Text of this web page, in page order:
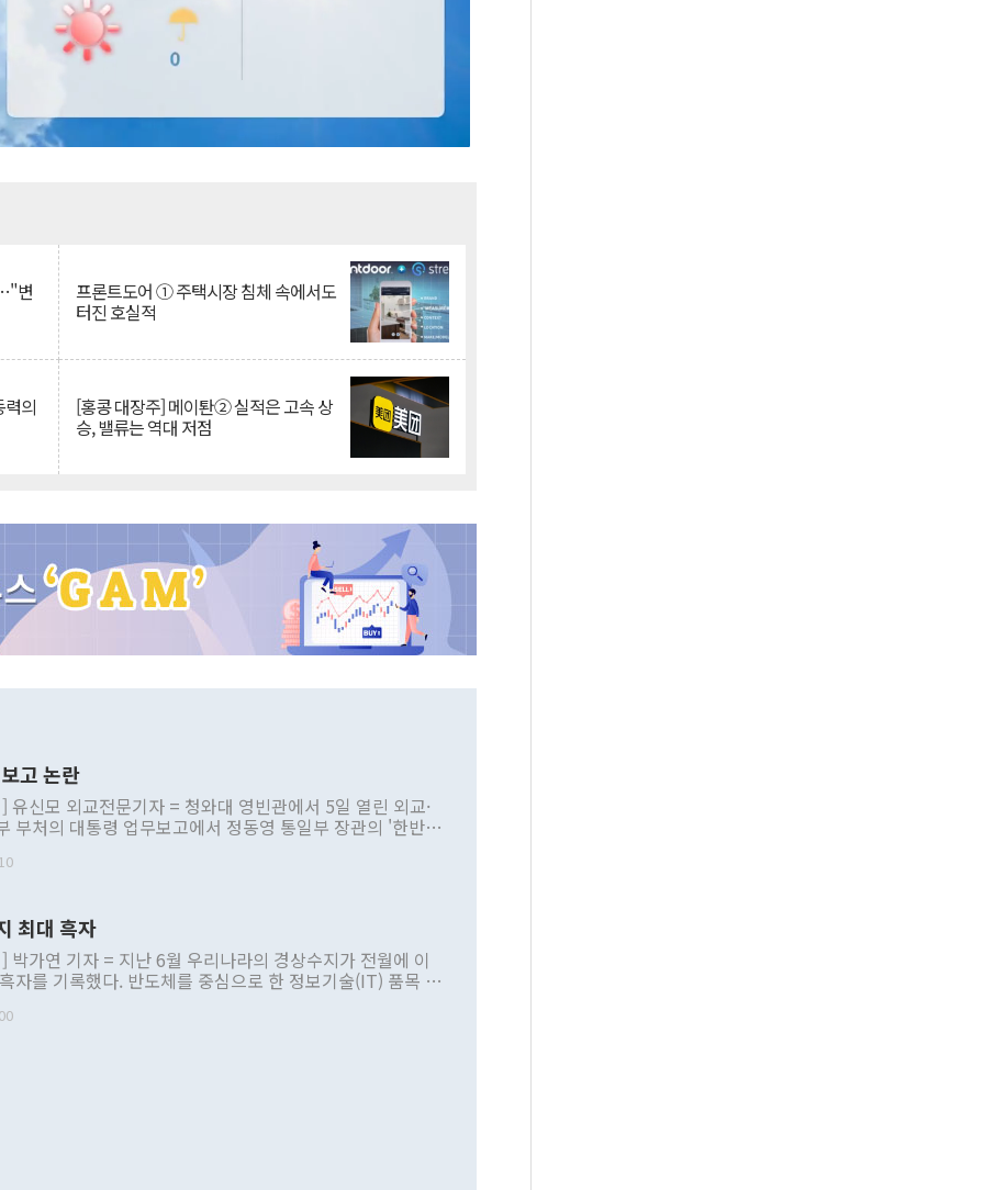
변 프론트도어 ① 주택시장 침체 속에서도
터진 호실적
의 [홍콩 대장주] 메이퇀② 실적은 고속 상
승, 밸류는 역대 저점
고 논란
유신모 외교전문기자 = 청와대 영빈관에서 5일 열린 외교·
부처의 대통령 업무보고에서 정동영 통일부 장관의 '한반도
부 내 조율을 거치지 않은 사안을 정책으로 추진하겠다고 공
근거한 비현실적 구상'이라는 비판을 내놨다. 그동안 정 장
관련 발언이 물의를 빚은 적은 여러 번 있지만 대통령과 유
공개적으로 부정적 입장을 표명한 것은 이례적이다. 정 장
북 접근법과 월권을 제어해야 한다는 목소리도 높아지고 있
최대 흑자
박가연 기자 = 지난 6월 우리나라의 경상수지가 전월에 이
자를 기록했다. 반도체를 중심으로 한 정보기술(IT) 품목 수
르